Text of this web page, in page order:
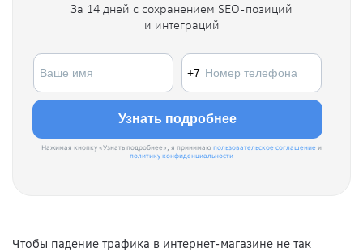
За 14 дней с сохранением SEO-позиций
и интеграций
Нажимая кнопку «Узнать подробнее», я принимаю пользовательское соглашение и
политику конфиденциальности
Чтобы падение трафика в интернет-магазине не так